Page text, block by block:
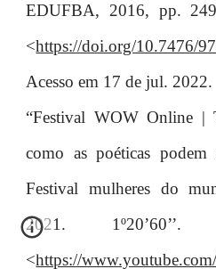
EDUFBA, 2016, pp.
<https://doi.org/10.7476/
Acesso em 17 de jul. 2022.
“Festival WOW Online |
como as poéticas
Festival mulheres do
2021.
<https://